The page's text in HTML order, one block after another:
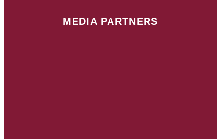
MEDIA PARTNERS